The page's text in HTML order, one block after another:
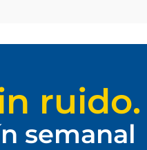
ruido.
semanal